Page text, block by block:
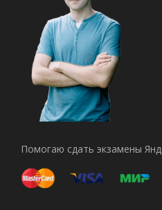
Помогаю сдать экзамены